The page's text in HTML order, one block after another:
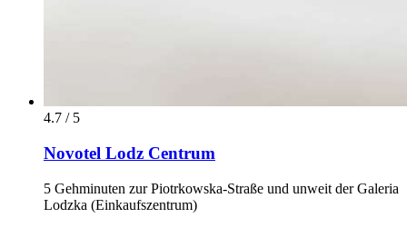
4.7 / 5
Novotel Lodz Centrum
5 Gehminuten zur Piotrkowska-Straße und unweit der Galeria
Lodzka (Einkaufszentrum)